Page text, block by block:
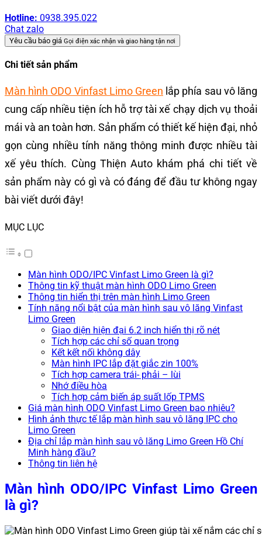
Hotline: 0938.395.022
Chat zalo
Yêu cầu báo giá Gọi điện xác nhận và giao hàng tận nơi
Chi tiết sản phẩm
Màn hình ODO Vinfast Limo Green lắp phía sau vô lăng
cung cấp nhiều tiện ích hỗ trợ tài xế chạy dịch vụ thoải
mái và an toàn hơn. Sản phẩm có thiết kế hiện đại, nhỏ
gọn cùng nhiều tính năng thông minh được nhiều tài
xế yêu thích. Cùng Thiện Auto khám phá chi tiết về
sản phẩm này có gì và có đáng để đầu tư không ngay
bài viết dưới đây!
MỤC LỤC
Màn hình ODO/IPC Vinfast Limo Green là gì?
Thông tin kỹ thuật màn hình ODO Limo Green
Thông tin hiển thị trên màn hình Limo Green
Tính năng nổi bật của màn hình sau vô lăng Vinfast
Limo Green
Giao diện hiện đại 6.2 inch hiển thị rõ nét
Tích hợp các chỉ số quan trọng
Kết kết nối không dây
Màn hình IPC lắp đặt giắc zin 100%
Tích hợp camera trái- phải – lùi
Nhớ điều hòa
Tích hợp cảm biến áp suất lốp TPMS
Giá màn hình ODO Vinfast Limo Green bao nhiêu?
Hình ảnh thực tế lắp màn hình sau vô lăng IPC cho
Limo Green
Địa chỉ lắp màn hình sau vô lăng Limo Green Hồ Chí
Minh hàng đầu?
Thông tin liên hệ
Màn hình ODO/IPC Vinfast Limo Green
là gì?